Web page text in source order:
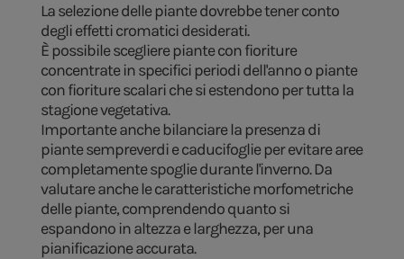
La selezione delle piante dovrebbe tener conto
degli effetti cromatici desiderati.
È possibile scegliere piante con fioriture
concentrate in specifici periodi dell'anno o piante
con fioriture scalari che si estendono per tutta la
stagione vegetativa.
Importante anche bilanciare la presenza di
piante sempreverdi e caducifoglie per evitare aree
completamente spoglie durante l'inverno. Da
valutare anche le caratteristiche morfometriche
delle piante, comprendendo quanto si
espandono in altezza e larghezza, per una
pianificazione accurata.